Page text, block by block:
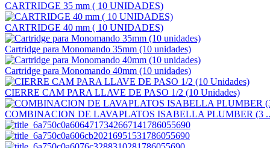
CARTRIDGE 35 mm ( 10 UNIDADES)
CARTRIDGE 40 mm ( 10 UNIDADES)
Cartridge para Monomando 35mm (10 unidades)
Cartridge para Monomando 40mm (10 unidades)
CIERRE CAM PARA LLAVE DE PASO 1/2 (10 Unidades)
COMBINACION DE LAVAPLATOS ISABELLA PLUMBER (3